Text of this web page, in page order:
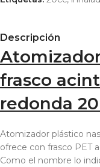
Descripción
frasco
redonda
Atomizador plástico
ofrece con frasco PET
Como el nombre lo